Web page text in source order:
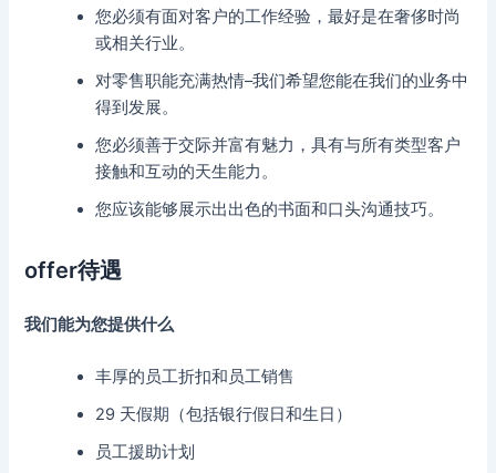
您必须有面对客户的工作经验，最好是在奢侈时尚
或相关行业。
对零售职能充满热情–我们希望您能在我们的业务中
得到发展。
您必须善于交际并富有魅力，具有与所有类型客户
接触和互动的天生能力。
您应该能够展示出出色的书面和口头沟通技巧。
offer待遇
我们能为您提供什么
丰厚的员工折扣和员工销售
29 天假期（包括银行假日和生日）
员工援助计划